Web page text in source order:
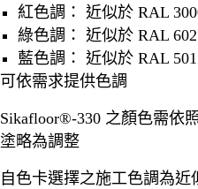
紅色調： 近似於 RAL
綠色調： 近似於 RAL
藍色調： 近似於 RAL
可依需求提供色調
Sikafloor®-330 之顏色需依
塗略為調整
自色卡選擇之施工色調為